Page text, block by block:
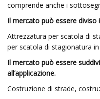
comprende anche i
Il mercato può essere diviso
Attrezzatura per scatola di
per scatola di stagionatura
Il mercato può essere
all’applicazione.
Costruzione di strade,